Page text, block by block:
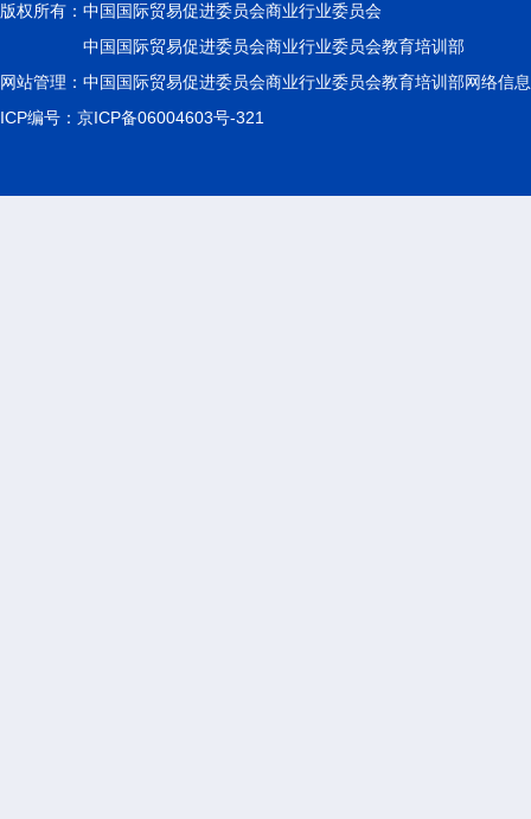
版权所有： 中国国际贸易促进委员会商业行业委员会
中国国际贸易促进委员会商业行业委员会教育培训部
网站管理：中国国际贸易促进委员会商业行业委员会教育培训部网络信
ICP编号：京ICP备06004603号-321